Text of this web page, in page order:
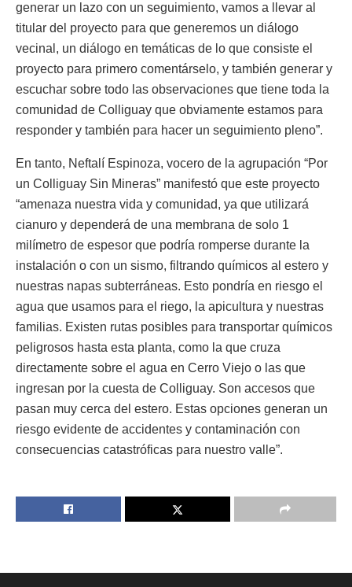
generar un lazo con un seguimiento, vamos a llevar al
titular del proyecto para que generemos un diálogo
vecinal, un diálogo en temáticas de lo que consiste el
proyecto para primero comentárselo, y también generar y
escuchar sobre todo las observaciones que tiene toda la
comunidad de Colliguay que obviamente estamos para
responder y también para hacer un seguimiento pleno”.
En tanto, Neftalí Espinoza, vocero de la agrupación “Por
un Colliguay Sin Mineras” manifestó que este proyecto
“amenaza nuestra vida y comunidad, ya que utilizará
cianuro y dependerá de una membrana de solo 1
milímetro de espesor que podría romperse durante la
instalación o con un sismo, filtrando químicos al estero y
nuestras napas subterráneas. Esto pondría en riesgo el
agua que usamos para el riego, la apicultura y nuestras
familias. Existen rutas posibles para transportar químicos
peligrosos hasta esta planta, como la que cruza
directamente sobre el agua en Cerro Viejo o las que
ingresan por la cuesta de Colliguay. Son accesos que
pasan muy cerca del estero. Estas opciones generan un
riesgo evidente de accidentes y contaminación con
consecuencias catastróficas para nuestro valle”.